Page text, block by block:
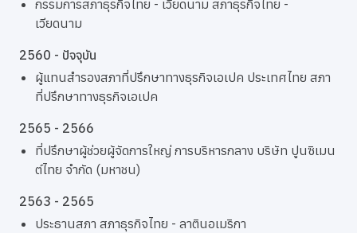
กรรมการสภาธุรกิจไทย - เวียดนาม สภาธุรกิจไทย -
เวียดนาม
2560 - ปัจจุบัน
ผู้แทนสำรองสภาที่ปรึกษาทางธุรกิจเอเปค ประเทศไทย สภา
ที่ปรึกษาทางธุรกิจเอเปค
2565 - 2566
ที่ปรึกษาผู้ช่วยผู้จัดการใหญ่ การบริหารกลาง บริษัท ปูนซิเมน
ต์ไทย จำกัด (มหาชน)
2563 - 2565
ประธานสภา สภาธุรกิจไทย - ลาตินอเมริกา